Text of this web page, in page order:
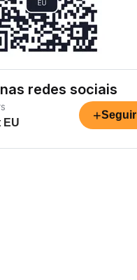
redes sociais
EU
+Seguir